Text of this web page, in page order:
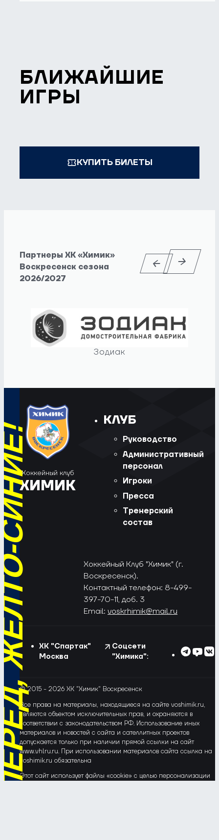
БЛИЖАЙШИЕ
ИГРЫ
КУПИТЬ БИЛЕТЫ
Партнеры ХК «Химик»
Воскресенск сезона
2026/2027
Зодиак
СИНИЕ!
Хоккейный клуб
ХИМИК
КЛУБ
Руководство
Административный
персонал
Игроки
Пресса
Тренерский
состав
Хоккейный Клуб "Химик" (г.
Воскресенск).
Контактный телефон: 8-499-
397-70-11, доб. 3
Email: voskrhimik@mail.ru
ХК "Спартак"
Москва
Соцсети
"Химика":
© 2015 - 2026 ХК "Химик" Воскресенск
Все права на материалы, находящиеся на сайте voshimik.ru,
являются объектом исключительных прав, и охраняются в
соответствии с законодательством РФ. Использование иных
материалов и новостей с сайта и сателлитных проектов
допускается только при наличии прямой ссылки на сайт
www.vhlru.ru. При использовании материалов сайта ссылка на
voshimik.ru обязательна
Этот сайт использует файлы «cookie» с целью персонализации